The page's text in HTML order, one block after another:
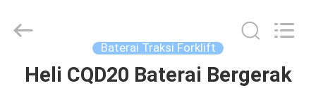
RUMAH
AUTOPARTS
CO.,LIMITED.
Baterai Traksi Forklift
Heli CQD20 Baterai Bergerak